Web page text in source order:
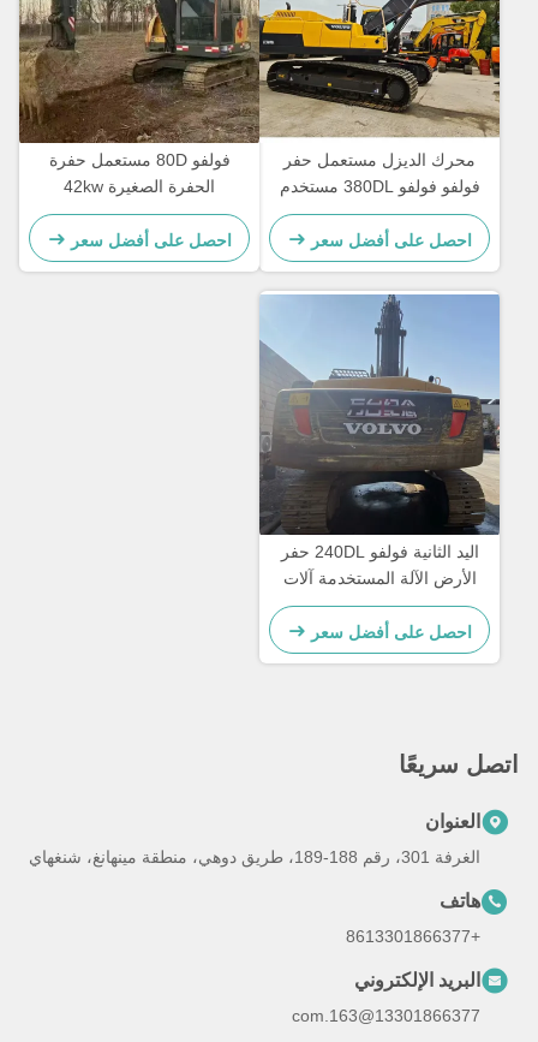
محرك الديزل مستعمل حفر
فولفو فولفو 380DL مستخدم
حفر الزحف لالتفكيك
احصل على أفضل سعر
فولفو 80D مستعمل حفرة
الحفرة الصغيرة 42kw
2100rpm لبناء الطرق
احصل على أفضل سعر
اليد الثانية فولفو 240DL حفر
الأرض الآلة المستخدمة آلات
البناء 23500-24500 كجم
احصل على أفضل سعر
اتصل سريعًا
العنوان
الغرفة 301، رقم 188-189، طريق دوهي، منطقة مينهانغ، شنغهاي
هاتف
+8613301866377
البريد الإلكتروني
13301866377@163.com